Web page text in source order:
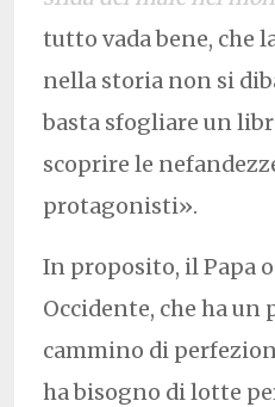
tutto vada bene, che
nella storia non si
basta sfogliare un
scoprire le
protagonisti».
In proposito, il Papa
Occidente, che ha
cammino di
ha bisogno di lotte